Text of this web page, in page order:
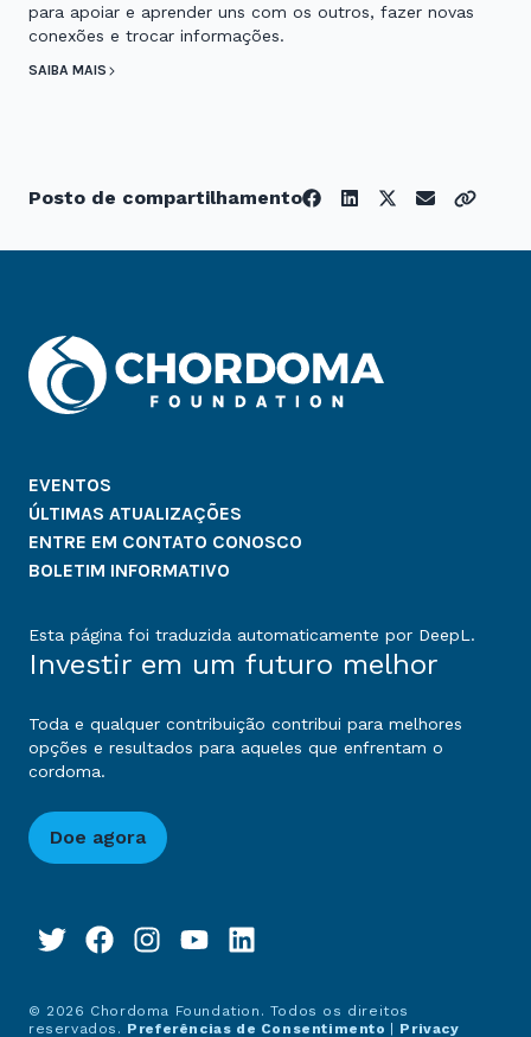
para apoiar e aprender uns com os outros, fazer novas
conexões e trocar informações.
SAIBA MAIS
Posto de compartilhamento
EVENTOS
ÚLTIMAS ATUALIZAÇÕES
ENTRE EM CONTATO CONOSCO
BOLETIM INFORMATIVO
Esta página foi traduzida automaticamente por DeepL.
Investir em um futuro melhor
Toda e qualquer contribuição contribui para melhores
opções e resultados para aqueles que enfrentam o
cordoma.
Doe agora
© 2026 Chordoma Foundation. Todos os direitos
reservados. Preferências de Consentimento Privacy